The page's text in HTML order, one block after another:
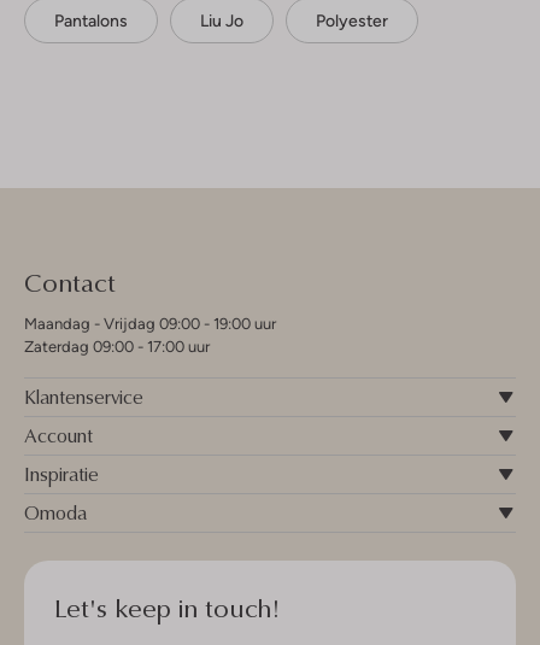
Pantalons Liu Jo Polyester
Contact
Maandag - Vrijdag 09:00 - 19:00 uur
Zaterdag 09:00 - 17:00 uur
Klantenservice
Account
Inspiratie
Omoda
Let's keep in touch!